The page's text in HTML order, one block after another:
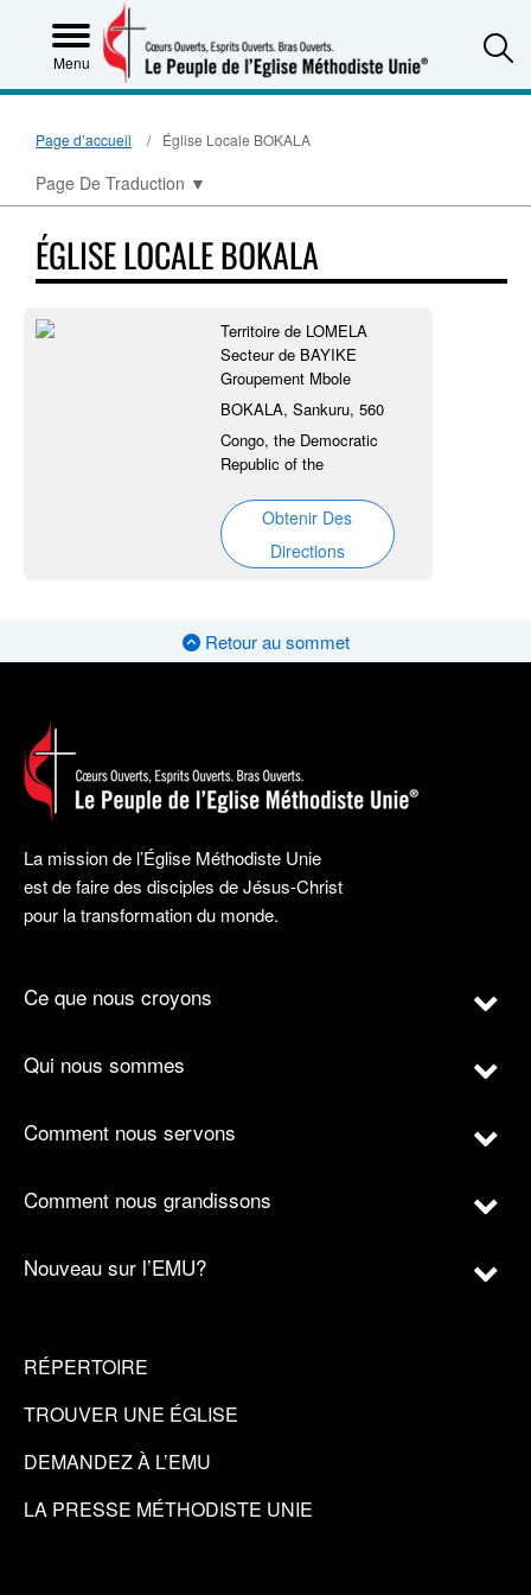
Menu
Page d’accueil Église Locale BOKALA
Page De Traduction ▼
ÉGLISE LOCALE BOKALA
Territoire de LOMELA
Secteur de BAYIKE
Groupement Mbole
BOKALA, Sankuru, 560
Congo, the Democratic
Republic of the
Obtenir Des
Directions
Retour au sommet
La mission de l’Église Méthodiste Unie
est de faire des disciples de Jésus-Christ
pour la transformation du monde.
Ce que nous croyons
Qui nous sommes
Comment nous servons
Comment nous grandissons
Nouveau sur l’EMU?
RÉPERTOIRE
TROUVER UNE ÉGLISE
DEMANDEZ À L’EMU
LA PRESSE MÉTHODISTE UNIE